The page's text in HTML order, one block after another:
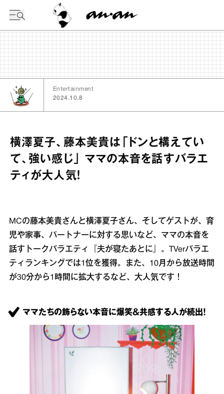
Entertainment
2024.10.8
横澤夏子、藤本美貴は「ドンと構えてい
て、強い感じ」 ママの本音を話すバラエ
ティが大人気！
MCの藤本美貴さんと横澤夏子さん、そしてゲストが、育
児や家事、パートナーに対する思いなど、ママの本音を
話すトークバラエティ『夫が寝たあとに』。TVerバラエ
ティランキングでは1位を獲得。また、10月から放送時間
が30分から1時間に拡大するなど、大人気です！
ママたちの飾らない本音に爆笑＆共感する人が続出！